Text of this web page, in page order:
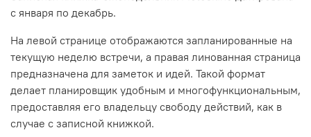
с января по декабрь.
На левой странице отображаются запланированные на
текущую неделю встречи, а правая линованная страница
предназначена для заметок и идей. Такой формат
делает планировщик удобным и многофункциональным,
предоставляя его владельцу свободу действий, как в
случае с записной книжкой.